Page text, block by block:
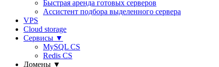
Быстрая аренда готовых серверов
Ассистент подбора выделенного сервера
VPS
Cloud storage
Сервисы ▼
MySQL CS
Redis CS
Домены ▼